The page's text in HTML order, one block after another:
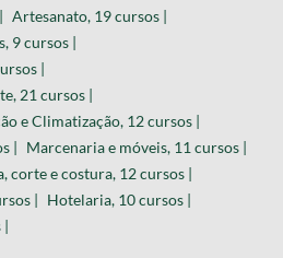
Artesanato, 19 cursos |
9 cursos |
|
21 cursos |
e Climatização, 12 cursos |
| Marcenaria e móveis, 11 cursos |
corte e costura, 12 cursos |
| Hotelaria, 10 cursos |
|